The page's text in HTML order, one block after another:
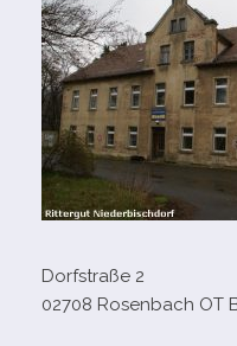
Dorfstraße 2
02708 Rosenbach OT